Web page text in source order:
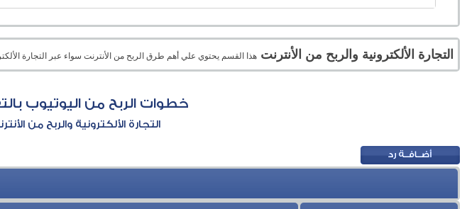
التجارة الألكترونية والربح من الأنترنت هذا القسم يحتوي علي أهم طرق الربح من الأنترنت سواء عبر التجارة
خطوات الربح من اليوتيوب
التجارة الألكترونية والربح من